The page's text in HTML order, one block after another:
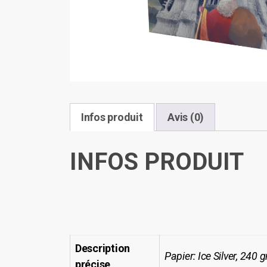
Infos produit Avis (0)
INFOS PRODUIT
Description
précise
Papier: Ice Silver, 240